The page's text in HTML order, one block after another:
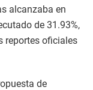
alcanzaba en
de 31.93%,
reportes oficiales
de